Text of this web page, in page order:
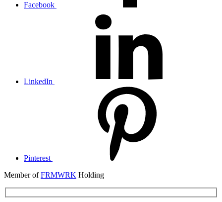
Facebook
LinkedIn
Pinterest
Member ofFRMWRK Holding